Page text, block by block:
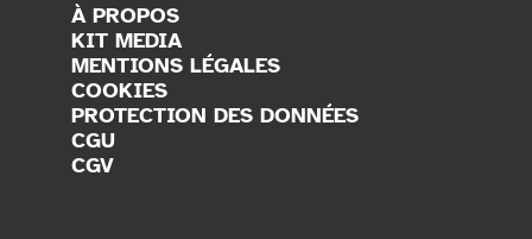
À PROPOS
KIT MEDIA
MENTIONS LÉGALES
COOKIES
PROTECTION DES DONNÉES
CGU
CGV